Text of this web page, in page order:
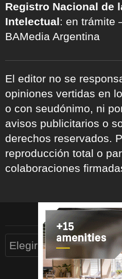
Registro Nacional de
Intelectual: en trámite
BAMedia Argentina
El editor no se
opiniones vertidas en
o con seudónimo, ni
avisos publicitarios o
derechos reservados.
reproducción total o
colaboraciones
Archivos